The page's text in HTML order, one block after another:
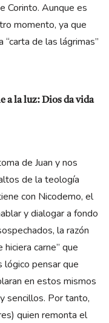
Corinto. Aunque es
momento, ya que
de las lágrimas”
a la luz: Dios da vida
de Juan y nos
de la teología
con Nicodemo, el
y dialogar a fondo
la razón
carne” que
lógico pensar que
en estos mismos
sencillos. Por tanto,
quien remonta el